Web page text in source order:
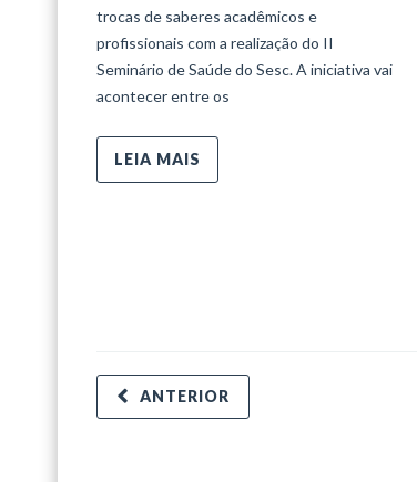
trocas de saberes acadêmicos e
profissionais com a realização do II
Seminário de Saúde do Sesc. A iniciativa vai
acontecer entre os
LEIA MAIS
ANTERIOR